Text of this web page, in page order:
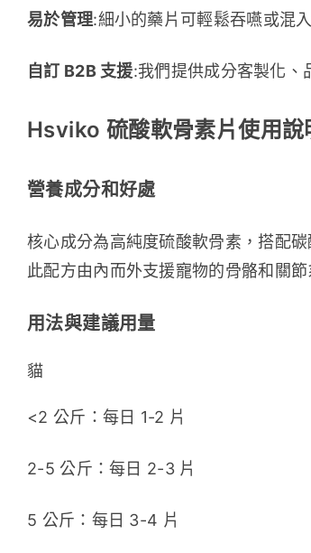
易於管理:細小的藥片可輕鬆吞嚥或混
自訂 B2B 支援:我們提供成分客製化、
Hsviko 硫酸軟骨素片使用說
營養成分和好處
核心成分為高純度硫酸軟骨素，搭配
此配方由內而外支援寵物的骨骼和關
用法與建議用量
貓
<2 公斤：每日 1-2 片
2-5 公斤：每日 2-3 片
5 公斤：每日 3-4 片